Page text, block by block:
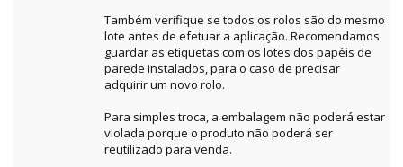
Também verifique se todos os rolos são do mesmo
lote antes de efetuar a aplicação. Recomendamos
guardar as etiquetas com os lotes dos papéis de
parede instalados, para o caso de precisar
adquirir um novo rolo.
Para simples troca, a embalagem não poderá estar
violada porque o produto não poderá ser
reutilizado para venda.